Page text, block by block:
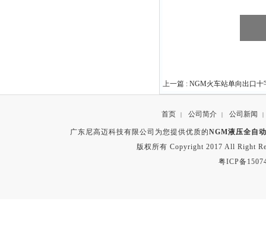
上一篇 : NGM火车站单向出口
首页 | 公司简介 | 公司新闻 |
广东尼高迈科技有限公司为您提供优质的NGM液压全自
版权所有 Copyright 2017 All Right
粤ICP备